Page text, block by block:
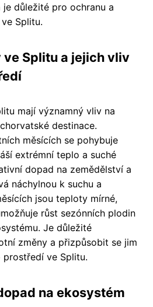
důležité pro ochranu a
Splitu.
Splitu a jejich vliv
mají významný vliv na
destinace.
měsících se pohybuje
extrémní teplo a suché
dopad na zemědělství a
náchylnou k suchu a
jsou teploty mírné,
růst sezónních plodin
Je důležité
změny a přizpůsobit se jim
ve Splitu.
na ekosystém